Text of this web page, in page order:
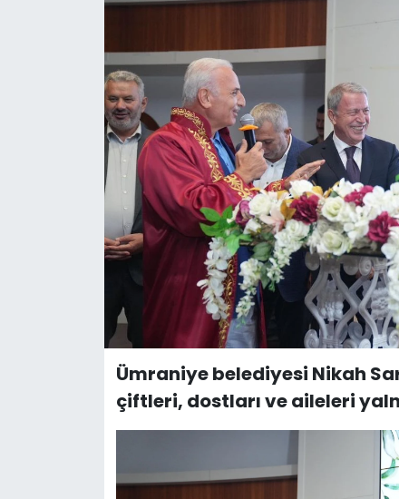
Ümraniye belediyesi Nikah
çiftleri, dostları ve aileleri